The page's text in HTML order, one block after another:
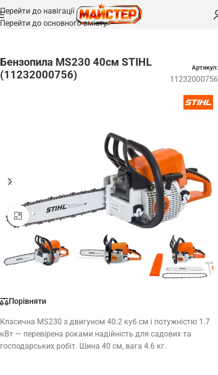
Перейти до навігації
Перейти до основного вмісту
Головна /Ланцюгові пили /Бензопили
Бензопила MS230 40см STIHL
(11232000756)
Артикул:
11232000756
Натисніть, щоб збільшити
Порівняти
Класична MS230 з двигуном 40.2 куб.см і потужністю 1.7
кВт — перевірена роками надійність для садових та
господарських робіт. Шина 40 см, вага 4.6 кг.